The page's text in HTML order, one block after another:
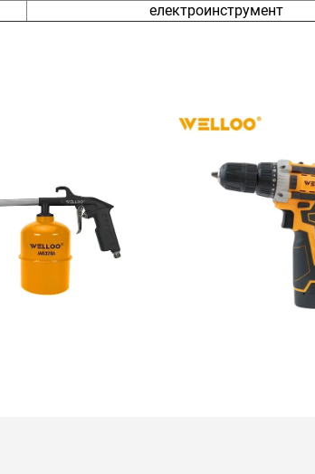
електроинструмент